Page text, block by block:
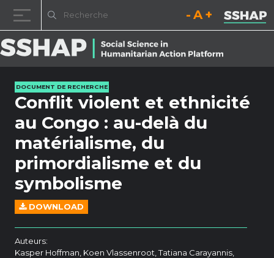
Diminuez la taille de la
Réinitialisez la
DOCUMENT DE RECHERCHE
Conflit violent et ethnicité
au Congo : au-delà du
matérialisme, du
primordialisme et du
symbolisme
DOWNLOAD
Auteurs:
Kasper Hoffman, Koen Vlassenroot, Tatiana Carayannis,